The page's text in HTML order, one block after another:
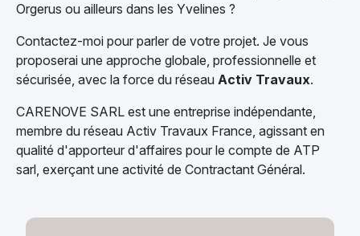
Orgerus ou ailleurs dans les Yvelines ?
Contactez-moi pour parler de votre projet. Je vous
proposerai une approche globale, professionnelle et
sécurisée, avec la force du réseau Activ Travaux.
CARENOVE SARL est une entreprise indépendante,
membre du réseau Activ Travaux France, agissant en
qualité d'apporteur d'affaires pour le compte de ATP
sarl, exerçant une activité de Contractant Général.